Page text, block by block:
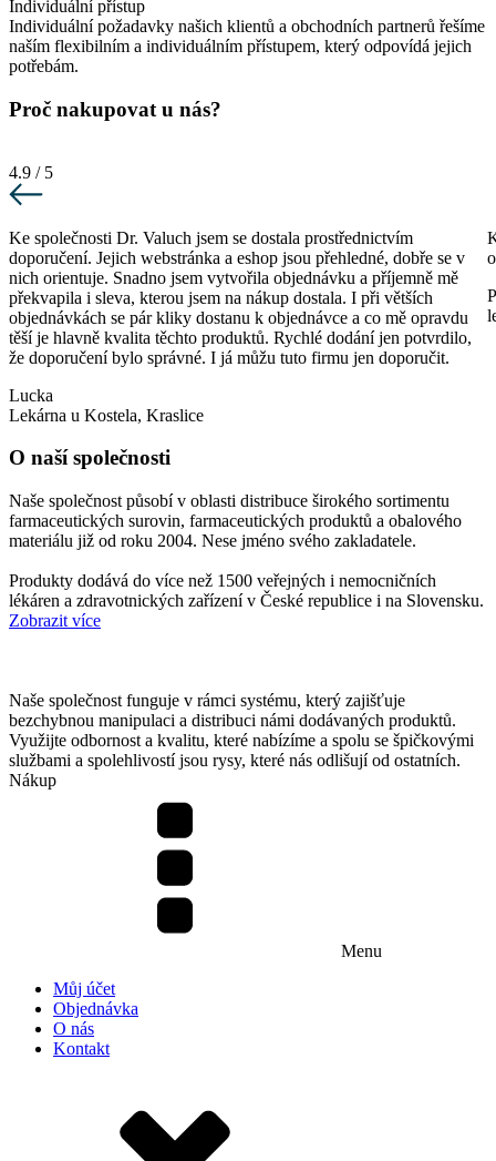
Individuální přístup
Individuální požadavky našich klientů a obchodních partnerů řešíme
naším flexibilním a individuálním přístupem, který odpovídá jejich
potřebám.
Proč nakupovat u nás?
4.9 / 5
Ke společnosti Dr. Valuch jsem se dostala prostřednictvím
doporučení. Jejich webstránka a eshop jsou přehledné, dobře se v
nich orientuje. Snadno jsem vytvořila objednávku a příjemně mě
překvapila i sleva, kterou jsem na nákup dostala. I při větších
objednávkách se pár kliky dostanu k objednávce a co mě opravdu
těší je hlavně kvalita těchto produktů. Rychlé dodání jen potvrdilo,
že doporučení bylo správné. I já můžu tuto firmu jen doporučit.
Lucka
Lekárna u Kostela, Kraslice
O naší společnosti
Naše společnost působí v oblasti distribuce širokého sortimentu
farmaceutických surovin, farmaceutických produktů a obalového
materiálu již od roku 2004. Nese jméno svého zakladatele.
Produkty dodává do více než 1500 veřejných i nemocničních
lékáren a zdravotnických zařízení v České republice i na Slovensku.
Zobrazit více
Naše společnost funguje v rámci systému, který zajišťuje
bezchybnou manipulaci a distribuci námi dodávaných produktů.
Využijte odbornost a kvalitu, které nabízíme a spolu se špičkovými
službami a spolehlivostí jsou rysy, které nás odlišují od ostatních.
Nákup
Menu
Můj účet
Objednávka
O nás
Kontakt